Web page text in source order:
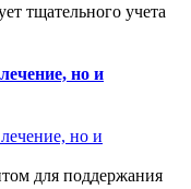
тщательного учета
но и
для поддержания